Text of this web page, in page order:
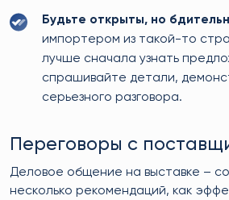
Будьте открыты, но
импортером из такой-то
лучше сначала узнать
спрашивайте детали,
серьезного разговора.
Переговоры с
Деловое общение на выставке –
несколько рекомендаций, как